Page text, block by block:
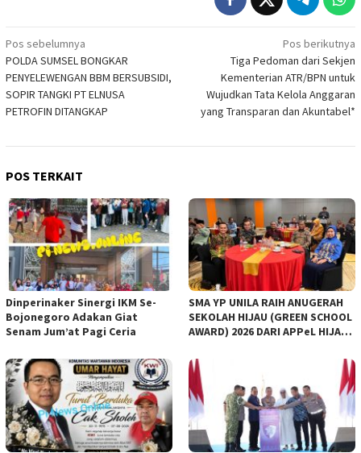
Navigasi
pos
Pos sebelumnya
POLDA SUMSEL BONGKAR
PENYELEWENGAN BBM BERSUBSIDI,
SOPIR TANGKI PT ELNUSA
PETROFIN DITANGKAP
Pos berikutnya
Tiga Pedoman dari Sekjen
Kementerian ATR/BPN untuk
Wujudkan Tata Kelola Anggaran
yang Transparan dan Akuntabel*
POS TERKAIT
Dinperinaker Sinergi IKM Se-
Bojonegoro Adakan Giat
Senam Jum’at Pagi Ceria
SMA YP UNILA RAIH ANUGERAH
SEKOLAH HIJAU (GREEN SCHOOL
AWARD) 2026 DARI APPeL HIJAU